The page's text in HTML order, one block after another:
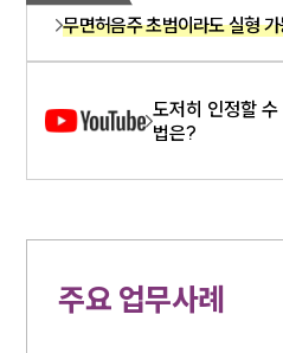
무면허음주 초범이라도 실형
도저히 인정할
법은?
주요 업무사례